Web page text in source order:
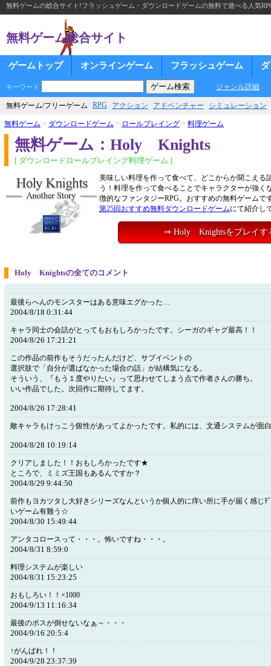
無料ゲームの総合サイト!フラッシュゲーム・ダウンロードゲームの無料で遊べる人気
無料ゲーム総合サイト
ゲームトップ オンラインゲーム フラッシュゲーム
キーワード ジャンル詳細
無料ゲーム/フリーゲーム RPG アクション アドベンチャー シミュレーション
無料ゲーム > ダウンロードゲーム > ロールプレイング > 料理ゲーム
無料ゲーム：Holy Knights
[ ダウンロードロールプレイング料理ゲーム ]
美味しい料理を作って食べて、どこからか聞こえる
う！料理を作って食べることでキャラクターが強く
徴的なファンタジーRPG。おすすめの無料ゲームで
第25回おすすめ無料ダウンロードゲームにて紹介し
⇒ Holy Knightsをプレイす
Holy Knightsの全てのコメント
最後らへんのモンスターはある意味エグかった…
2004/8/18 0:31:44
キャラ同士の会話がとってもおもしろかったです。シーガのギャグ最高！！
2004/8/26 17:21:21
この作品の前作もそうだったんだけど、サブイベントの
選択肢で「自分が選ばなかった場合の話」が結構気になる。
そういう、『もう１度やりたい』って思わせてしまう点で作者さんの勝ち。
いい作品でした。次回作に期待してます。
2004/8/26 17:28:41
敵キャラもけっこう個性があってよかったです。私的には、文通システムが面
2004/8/28 10:19:14
クリアしました！！おもしろかったです★
ところで、ミミズ王国もあるんですか？
2004/8/29 9:44:50
前作もヨカツタし大好きシリーズなんというか個人的に痒い所に手が届
いゲーム有難う☆
2004/8/30 15:49:44
アンタコロースって・・・。怖いですね・・・。
2004/8/31 8:59:0
料理システムが楽しい
2004/8/31 15:23:25
おもしろい！！×1000
2004/9/13 11:16:34
最後のボスが倒せないなぁ～・・・
2004/9/16 20:5:4
↑がんばれ！！
2004/9/28 23:37:39